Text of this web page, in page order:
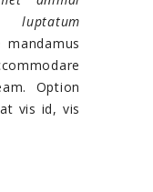
luptatum
mandamus
Option
vis id, vis